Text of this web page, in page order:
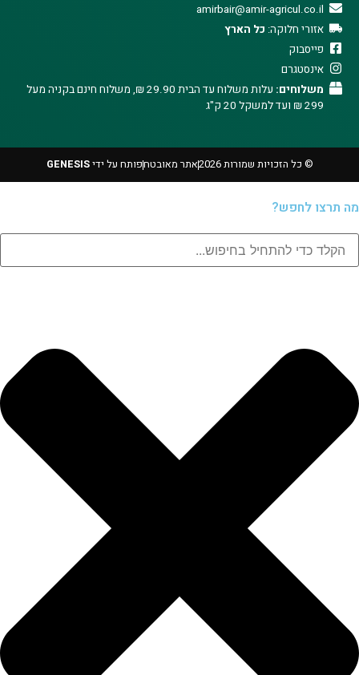
amirbair@amir-agricul.co.il
אזורי חלוקה: כל הארץ
פייסבוק
אינסטגרם
משלוחים:
עלות משלוח עד הבית 29.90 ₪, משלוח חינם בקניה מעל
299 ₪ ועד למשקל 20 ק"ג
© כל הזכויות שמורות 2026 אתר מאובטחפותח על ידיGENESIS
מה תרצו לחפש?